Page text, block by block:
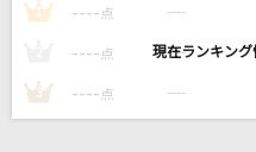
1 ---- 点 ----
---- 点 ----
3 ---- 点 ----